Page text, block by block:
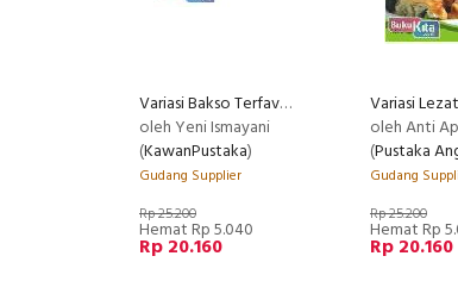
Variasi Bakso Terfavorit Plus Pelengkapnya
oleh Yeni Ismayani
(KawanPustaka)
Gudang Supplier
Rp 25.200
Hemat Rp 5.040
Rp 20.160
oleh Anti
(Pustaka
Gudang
Rp 25.200
Hemat Rp
Rp 20.160